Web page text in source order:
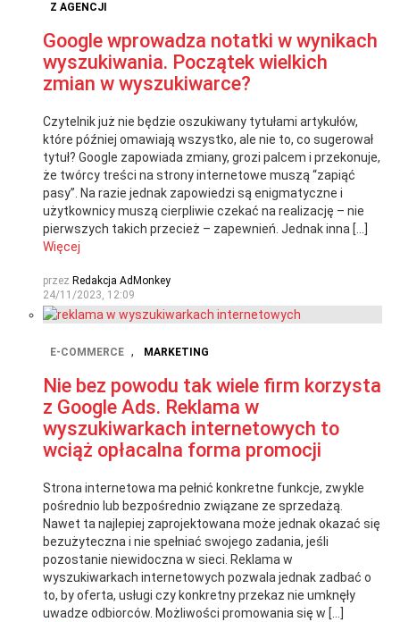
Z AGENCJI
Google wprowadza notatki w wynikach
wyszukiwania. Początek wielkich
zmian w wyszukiwarce?
Czytelnik już nie będzie oszukiwany tytułami artykułów,
które później omawiają wszystko, ale nie to, co sugerował
tytuł? Google zapowiada zmiany, grozi palcem i przekonuje,
że twórcy treści na strony internetowe muszą “zapiąć
pasy”. Na razie jednak zapowiedzi są enigmatyczne i
użytkownicy muszą cierpliwie czekać na realizację – nie
pierwszych takich przecież – zapewnień. Jednak inna […]
Więcej
przez Redakcja AdMonkey
24/11/2023, 12:09
E-COMMERCE , MARKETING
Nie bez powodu tak wiele firm korzysta
z Google Ads. Reklama w
wyszukiwarkach internetowych to
wciąż opłacalna forma promocji
Strona internetowa ma pełnić konkretne funkcje, zwykle
pośrednio lub bezpośrednio związane ze sprzedażą.
Nawet ta najlepiej zaprojektowana może jednak okazać się
bezużyteczna i nie spełniać swojego zadania, jeśli
pozostanie niewidoczna w sieci. Reklama w
wyszukiwarkach internetowych pozwala jednak zadbać o
to, by oferta, usługi czy konkretny przekaz nie umknęły
uwadze odbiorców. Możliwości promowania się w […]